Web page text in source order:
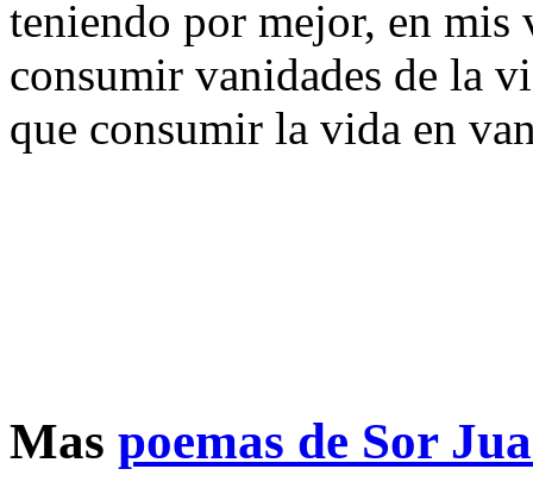
teniendo por mejor, en mis
consumir vanidades de la
que consumir la vida en
Mas poemas de Sor